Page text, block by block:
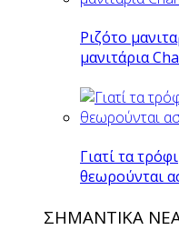
Ριζότο
μανιτάρια
Γιατί τα
θεωρούνται
ΣΗΜΑΝΤΙΚΑ